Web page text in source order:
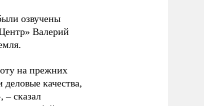
озвучены
Валерий
на прежних
качества,
– сказал